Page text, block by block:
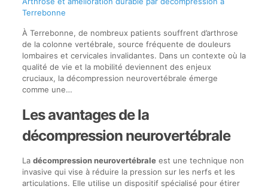
Terrebonne
À Terrebonne, de nombreux patients souffrent d’arthrose
de la colonne vertébrale, source fréquente de douleurs
lombaires et cervicales invalidantes. Dans un contexte où la
qualité de vie et la mobilité deviennent des enjeux
cruciaux, la décompression neurovertébrale émerge
comme une…
Les avantages de la
décompression neurovertébrale
La décompression neurovertébraleest une technique non
invasive qui vise à réduire la pression sur les nerfs et les
articulations. Elle utilise un dispositif spécialisé pour étirer